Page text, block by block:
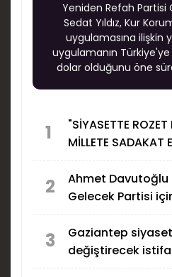
Yeniden Refah Partisi
Sedat Yıldız, Kur
uygulamasına ilişkin
uygulamanın
dolar olduğunu öne
1
"SİYASETTE ROZET
MİLLETE SADAKAT
2
Ahmet Davutoğlu
Gelecek Partisi
3
Gaziantep
değiştirecek